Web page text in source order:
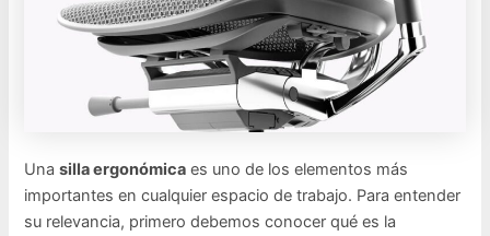
Unasilla ergonómica es uno de los elementos más
importantes en cualquier espacio de trabajo. Para entender
su relevancia, primero debemos conocer qué es la